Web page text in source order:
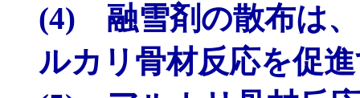
(4) 融雪剤の散布は
ルカリ骨材反応を促